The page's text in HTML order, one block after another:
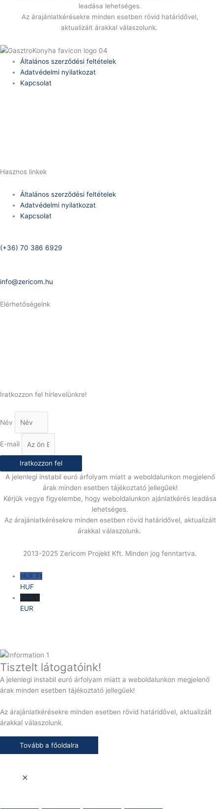
leadása lehetséges.
Az árajánlatkérésekre minden esetben rövid határidővel,
aktualizált árakkal válaszolunk.
Általános szerződési feltételek
Adatvédelmi nyilatkozat
Kapcsolat
Hasznos linkek
Általános szerződési feltételek
Adatvédelmi nyilatkozat
Kapcsolat
(+36) 70 386 6929
info@zericom.hu
Elérhetőségeink
Iratkozzon fel hírlevelünkre!
Név
E-mail
Iratkozzon fel
A jelenlegi instabil euró árfolyam miatt a weboldalunkon megjelenő
árak minden esetben tájékoztató jellegűek!
Kérjük vegye figyelembe, hogy weboldalunkon ajánlatkérés leadása
lehetséges.
Az árajánlatkérésekre minden esetben rövid határidővel, aktualizált
árakkal válaszolunk.
2013-2025 Zericom Projekt Kft. Minden jog fenntartva.
HUF Ft
HUF
EUR €
EUR
Tisztelt látogatóink!
A jelenlegi instabil euró árfolyam miatt a weboldalunkon megjelenő
árak minden esetben tájékoztató jellegűek!
Az árajánlatkérésekre minden esetben rövid határidővel, aktualizált
árakkal válaszolunk.
Tovább a főoldalra